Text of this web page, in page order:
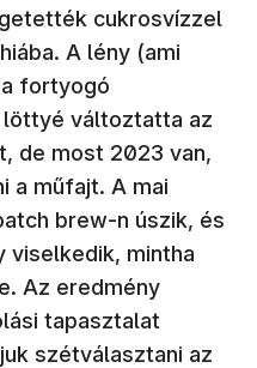
cukrosvízzel
A lény (ami
fortyogó
löttyé változtatta az
de most 2023 van,
a műfajt. A mai
brew-n úszik, és
viselkedik, mintha
Az eredmény
tapasztalat
szétválasztani az